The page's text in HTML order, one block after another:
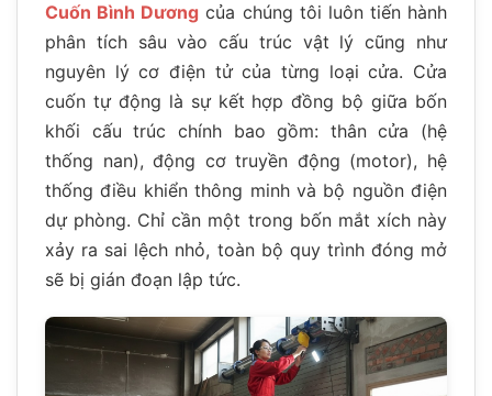
Cuốn Bình Dương của chúng tôi luôn tiến hành
phân tích sâu vào cấu trúc vật lý cũng như
nguyên lý cơ điện tử của từng loại cửa. Cửa
cuốn tự động là sự kết hợp đồng bộ giữa bốn
khối cấu trúc chính bao gồm: thân cửa (hệ
thống nan), động cơ truyền động (motor), hệ
thống điều khiển thông minh và bộ nguồn điện
dự phòng. Chỉ cần một trong bốn mắt xích này
xảy ra sai lệch nhỏ, toàn bộ quy trình đóng mở
sẽ bị gián đoạn lập tức.